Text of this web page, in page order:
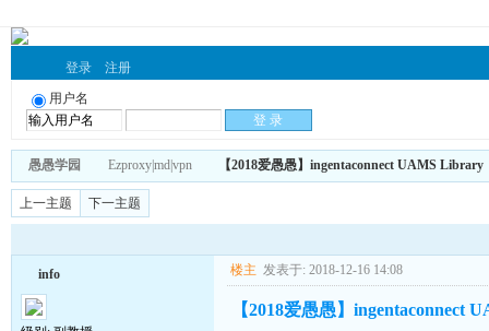
登录 注册
用户名
愚愚学园 Ezproxy|md|vpn 【2018爱愚愚】ingentaconnect UAMS
上一主题 下一主题
info 楼主 发表于: 2018-12-16 14:08
【2018爱愚愚】ingentaconnect